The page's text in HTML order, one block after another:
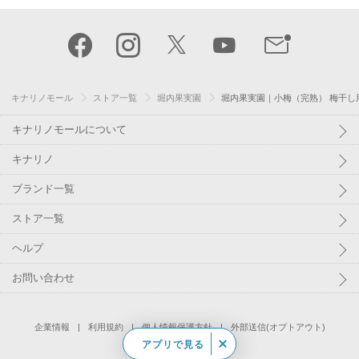
キナリノモール ストア一覧 堀内果実園 堀内果実園｜小梅（完熟） 梅干し
キナリノモールについて
キナリノ
ブランド一覧
ストア一覧
ヘルプ
お問い合わせ
企業情報 利用規約 個人情報保護方針 外部送信(オプトアウト)
© Kakaku.com, Inc.
アプリで見る